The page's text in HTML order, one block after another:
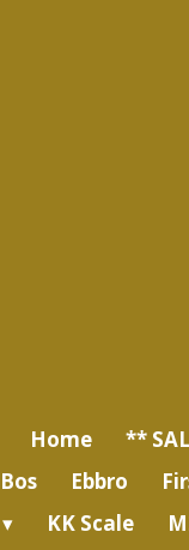
Home **
Bos Ebbro
KK Scale